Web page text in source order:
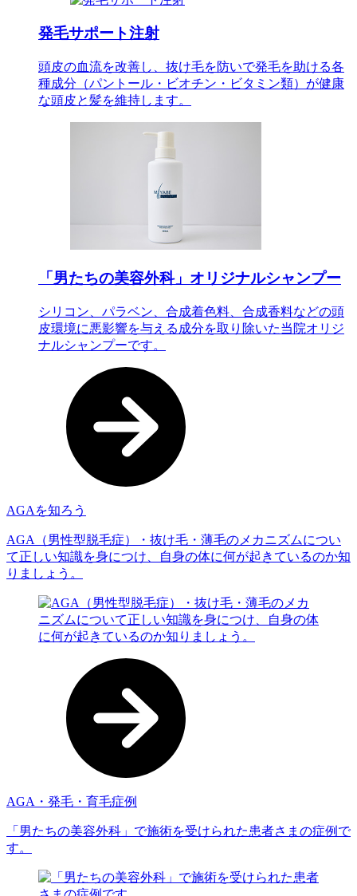
発毛サポート注射
頭皮の血流を改善し、抜け毛を防いで発毛を助ける各
種成分（パントール・ビオチン・ビタミン類）が健康
な頭皮と髪を維持します。
「男たちの美容外科」オリジナルシャンプー
シリコン、パラベン、合成着色料、合成香料などの頭
皮環境に悪影響を与える成分を取り除いた当院オリジ
ナルシャンプーです。
AGAを知ろう
AGA（男性型脱⽑症）・抜け⽑・薄⽑のメカニズムについ
て正しい知識を⾝につけ、⾃⾝の体に何が起きているのか知
りましょう。
AGA・発毛・育毛症例
「男たちの美容外科」で施術を受けられた患者さまの症例で
す。